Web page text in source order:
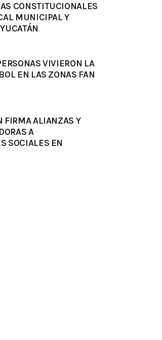
CONSTITUCIONALES
MUNICIPAL Y
VIVIERON LA
EN LAS ZONAS FAN
FIRMA ALIANZAS Y
A
SOCIALES EN